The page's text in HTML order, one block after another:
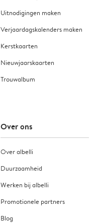
Uitnodigingen maken
Verjaardagskalenders maken
Kerstkaarten
Nieuwjaarskaarten
Trouwalbum
Over ons
Over albelli
Duurzaamheid
Werken bij albelli
Promotionele partners
Blog